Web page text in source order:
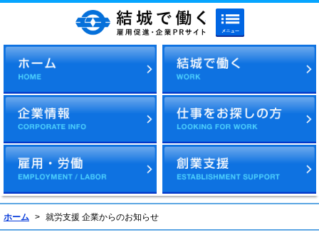
結城で働く 雇用促進・
ホーム > 就労支援 企業からのお知らせ